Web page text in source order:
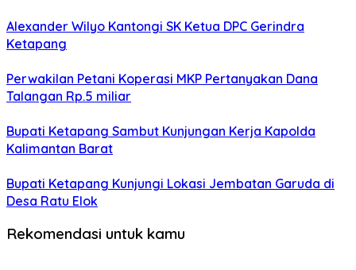
Alexander Wilyo Kantongi SK Ketua DPC Gerindra
Ketapang
Perwakilan Petani Koperasi MKP Pertanyakan Dana
Talangan Rp.5 miliar
Bupati Ketapang Sambut Kunjungan Kerja Kapolda
Kalimantan Barat
Bupati Ketapang Kunjungi Lokasi Jembatan Garuda di
Desa Ratu Elok
Rekomendasi untuk kamu